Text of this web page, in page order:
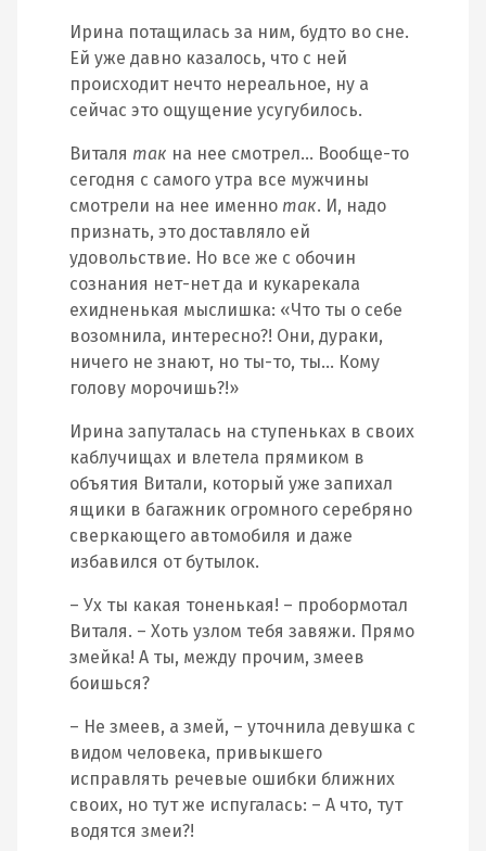
Ирина потащилась за ним, будто во сне.
Ей уже давно казалось, что с ней
происходит нечто нереальное, ну а
сейчас это ощущение усугубилось.
Виталя так на нее смотрел… Вообще-то
сегодня с самого утра все мужчины
смотрели на нее именно так. И, надо
признать, это доставляло ей
удовольствие. Но все же с обочин
сознания нет-нет да и кукарекала
ехидненькая мыслишка: «Что ты о себе
возомнила, интересно?! Они, дураки,
ничего не знают, но ты-то, ты… Кому
голову морочишь?!»
Ирина запуталась на ступеньках в своих
каблучищах и влетела прямиком в
объятия Витали, который уже запихал
ящики в багажник огромного серебряно
сверкающего автомобиля и даже
избавился от бутылок.
– Ух ты какая тоненькая! – пробормотал
Виталя. – Хоть узлом тебя завяжи. Прямо
змейка! А ты, между прочим, змеев
боишься?
– Не змеев, а змей, – уточнила девушка с
видом человека, привыкшего
исправлять речевые ошибки ближних
своих, но тут же испугалась: – А что, тут
водятся змеи?!